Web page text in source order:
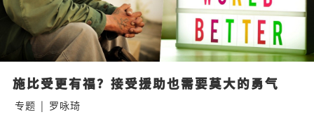
施比受更有福？接受援助也需要莫大的勇气
专题 | 罗咏琦